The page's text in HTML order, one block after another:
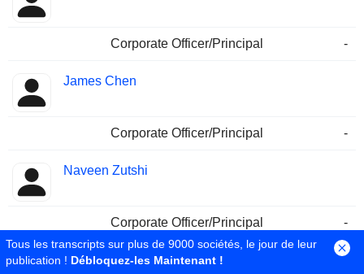
Corporate Officer/Principal -
James Chen
Corporate Officer/Principal -
Naveen Zutshi
Corporate Officer/Principal -
Rod Starrett
Tous les transcripts sur plus de 9000 sociétés, le jour de leur
publication ! Débloquez-les Maintenant !